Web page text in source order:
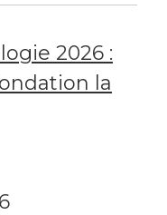
2026 :
la